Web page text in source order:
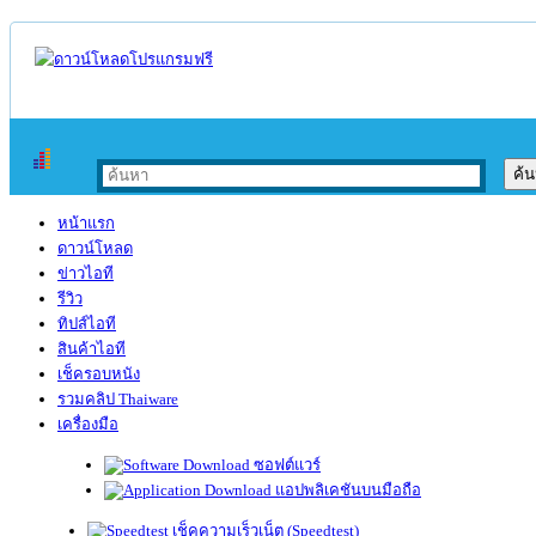
หน้าแรก
ดาวน์โหลด
ข่าวไอที
รีวิว
ทิปส์ไอที
สินค้าไอที
เช็ครอบหนัง
รวมคลิป Thaiware
เครื่องมือ
ซอฟต์แวร์
แอปพลิเคชันบนมือถือ
เช็คความเร็วเน็ต (Speedtest)